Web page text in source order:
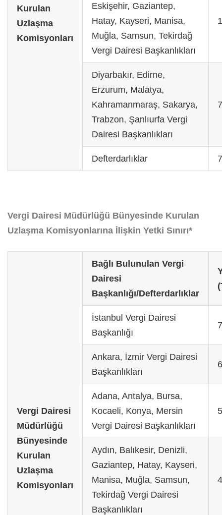
Kurulan
Uzlaşma
Komisyonları
Eskişehir, Gaziantep,
Hatay, Kayseri, Manisa,
Muğla, Samsun, Tekirdağ
Vergi Dairesi Başkanlıkları
Diyarbakır, Edirne,
Erzurum, Malatya,
Kahramanmaraş, Sakarya,
Trabzon, Şanlıurfa Vergi
Dairesi Başkanlıkları
Defterdarlıklar
Vergi Dairesi Müdürlüğü Bünyesinde Kurulan
Uzlaşma Komisyonlarına İlişkin Yetki Sınırı*
Vergi Dairesi
Müdürlüğü
Bünyesinde
Kurulan
Uzlaşma
Komisyonları
Bağlı Bulunulan Vergi
Dairesi
Başkanlığı/Defterdarlıklar
İstanbul Vergi Dairesi
Başkanlığı
Ankara, İzmir Vergi Dairesi
Başkanlıkları
Adana, Antalya, Bursa,
Kocaeli, Konya, Mersin
Vergi Dairesi Başkanlıkları
Aydın, Balıkesir, Denizli,
Gaziantep, Hatay, Kayseri,
Manisa, Muğla, Samsun,
Tekirdağ Vergi Dairesi
Başkanlıkları